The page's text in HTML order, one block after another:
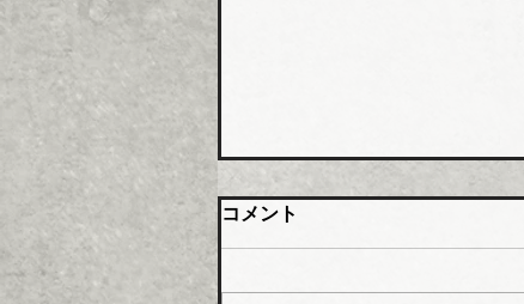
大阪管材組合 石油由来製
の対策要望書を近畿経済産業
局へ
コメント